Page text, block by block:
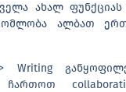
ახალ
ალბათ
Writing
ჩართოთ